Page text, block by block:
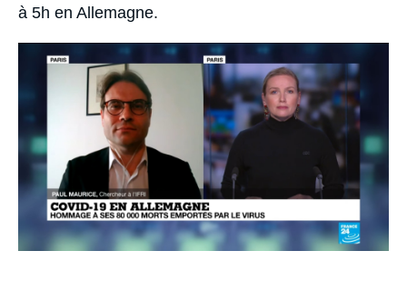
à 5h en Allemagne.
principale
médiatique